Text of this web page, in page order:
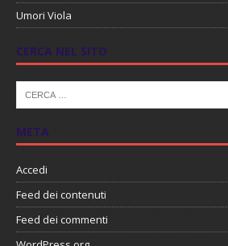
Umori Viola
CERCA NEL SITO
META
Accedi
Feed dei contenuti
Feed dei commenti